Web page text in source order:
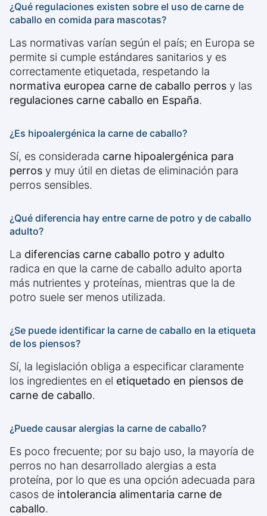
¿Qué regulaciones existen sobre el uso de carne de
caballo en comida para mascotas?
Las normativas varían según el país; en Europa se
permite si cumple estándares sanitarios y es
correctamente etiquetada, respetando la
normativa europea carne de caballo perros y las
regulaciones carne caballo en España.
¿Es hipoalergénica la carne de caballo?
Sí, es considerada carne hipoalergénica para
perros y muy útil en dietas de eliminación para
perros sensibles.
¿Qué diferencia hay entre carne de potro y de caballo
adulto?
La diferencias carne caballo potro y adulto
radica en que la carne de caballo adulto aporta
más nutrientes y proteínas, mientras que la de
potro suele ser menos utilizada.
¿Se puede identificar la carne de caballo en la etiqueta
de los piensos?
Sí, la legislación obliga a especificar claramente
los ingredientes en el etiquetado en piensos de
carne de caballo.
¿Puede causar alergias la carne de caballo?
Es poco frecuente; por su bajo uso, la mayoría de
perros no han desarrollado alergias a esta
proteína, por lo que es una opción adecuada para
casos de intolerancia alimentaria carne de
caballo.